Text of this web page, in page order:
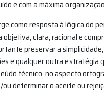
e com a máxima
como resposta à lógica do
clara, racional e
preservar a
e qualquer outra estratégia
técnico, no aspecto
determinar o aceite ou